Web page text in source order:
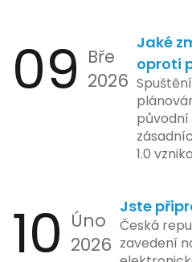
integraci
praxe, s
zapojit
včetně
po ty
uvařit. A
se
zůstává
jako
09 Bře
2026
Jaké
oproti
původní
1.0
se má
povahy
10 Úno
2026
Jste
Česká
zavedení